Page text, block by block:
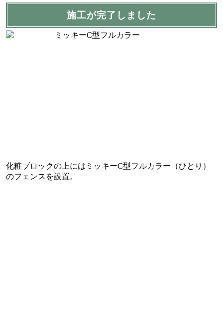
施工が完了しました
化粧ブロックの上にはミッキーC型フルカラー（ひとり）
のフェンスを設置。